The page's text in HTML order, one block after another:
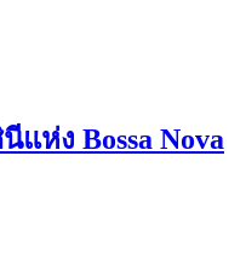
ห่ง Bossa Nova